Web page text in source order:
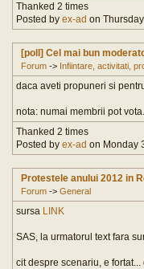
Thanked 2 times
Posted by ex-ad on
[poll] Cel mai bun
Forum -> Infiintare, activitati,
daca aveti propuneri si
nota: numai membrii pot vota.
Thanked 2 times
Posted by ex-ad on Monday
Protestele anului 2012 in
Forum -> General
sursa LINK
SAS, la urmatorul text fara
cit despre scenariu, e